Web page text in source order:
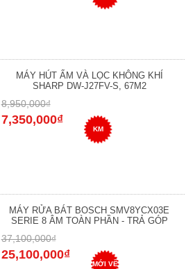
MÁY HÚT ẨM VÀ LỌC KHÔNG KHÍ
SHARP DW-J27FV-S, 67M2
8,950,000₫
7,350,000₫
KM
MÁY RỬA BÁT BOSCH SMV8YCX03E
SERIE 8 ÂM TOÀN PHẦN - TRẢ GÓP
37,100,000₫
25,100,000₫
MỚI VỀ